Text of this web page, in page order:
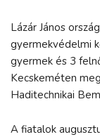
Lázár János
gyermekvédelmi
gyermek és 3
Kecskeméten
Haditechnikai
A fiatalok